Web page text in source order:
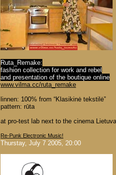
Ruta_Remake:
fashion collection for work and rebel
and presentation of the boutique online
www.vilma.cc/ruta_remake
linnen: 100% from “Klasikinė tekstilė”
pattern: rūta
at pro-test lab next to the cinema
Re-Punk Electronic Music!
Thurstay, July 7 2005, 20:00